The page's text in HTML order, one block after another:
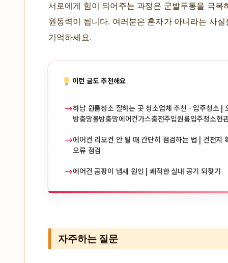
서로에게 힘이 되어주는 과정은 군발두통을 극복
원동력이 됩니다. 여러분은 혼자가 아니라는 사실
기억하세요.
이런 글도 추천해요
→하남 원룸청소 잘하는 곳 청소업체 추천 - 입주청소 |
방충망롤방충망에어컨가스충전주입원룸입주청소현
→에어컨 리모컨 안 될 때 간단히 점검하는 법 | 건전지
오류 점검
→에어컨 곰팡이 냄새 원인 | 쾌적한 실내 공기 되찾기
자주하는 질문